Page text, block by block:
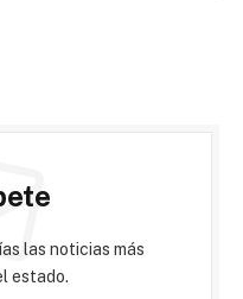
las noticias más
estado.